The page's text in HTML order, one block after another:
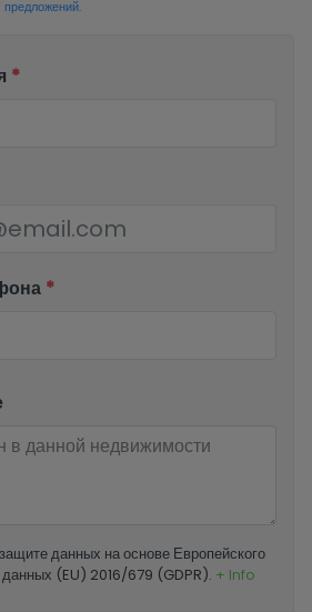
*
*
данных на основе Европейского
(EU) 2016/679 (GDPR). + Info